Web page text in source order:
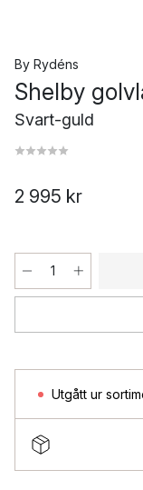
By Rydéns
Shelby
Svart-guld
2 995 kr
Utgått ur